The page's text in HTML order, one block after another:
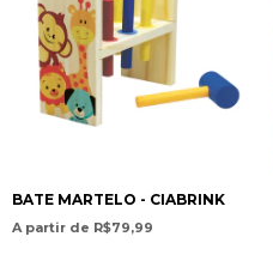
BATE MARTELO - CIABRINK
A partir de R$79,99